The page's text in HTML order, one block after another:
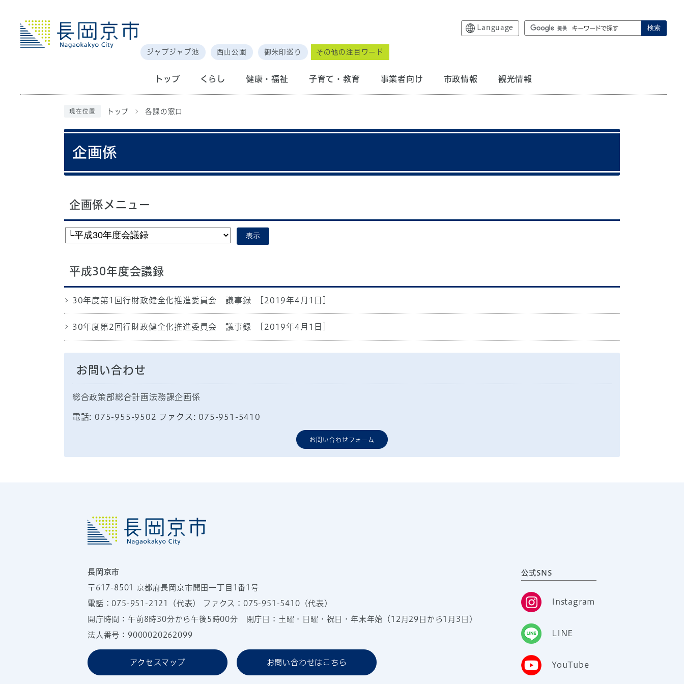
Language 検索
ジャブジャブ池 西山公園 御朱印巡り その他の注目ワード
トップ くらし 健康・福祉 子育て・教育 事業者向け 市政情報 観光情報
現在位置 トップ 各課の窓口
企画係
企画係メニュー
表示
平成30年度会議録
30年度第1回行財政健全化推進委員会 議事録 [2019年4月1日]
30年度第2回行財政健全化推進委員会 議事録 [2019年4月1日]
お問い合わせ
総合政策部総合計画法務課企画係
電話: 075-955-9502 ファクス: 075-951-5410
お問い合わせフォーム
長岡京市
〒617-8501 京都府長岡京市開田一丁目1番1号
電話：075-951-2121 （代表） ファクス：075-951-5410（代表）
開庁時間：午前8時30分から午後5時00分 閉庁日：土曜・日曜・祝日・年末年始（12月29日から1月3日）
法人番号：9000020262099
アクセスマップ お問い合わせはこちら
公式SNS
Instagram
LINE
YouTube